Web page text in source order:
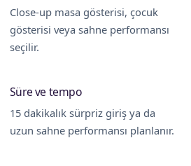
Close-up masa gösterisi, çocuk
gösterisi veya sahne performansı
seçilir.
Süre ve tempo
15 dakikalık sürpriz giriş ya da
uzun sahne performansı planlanır.